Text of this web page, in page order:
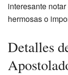
interesante
hermosas o
Detalles